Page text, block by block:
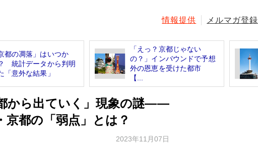
情報提供 メルマガ登録
都の凋落」はいつか
統計データから判明
「意外な結果」
「えっ？京都じゃない
の？」インバウンドで予想
外の恩恵を受けた都市
【...
から出ていく」現象の謎――
京都の「弱点」とは？
2023年11月07日